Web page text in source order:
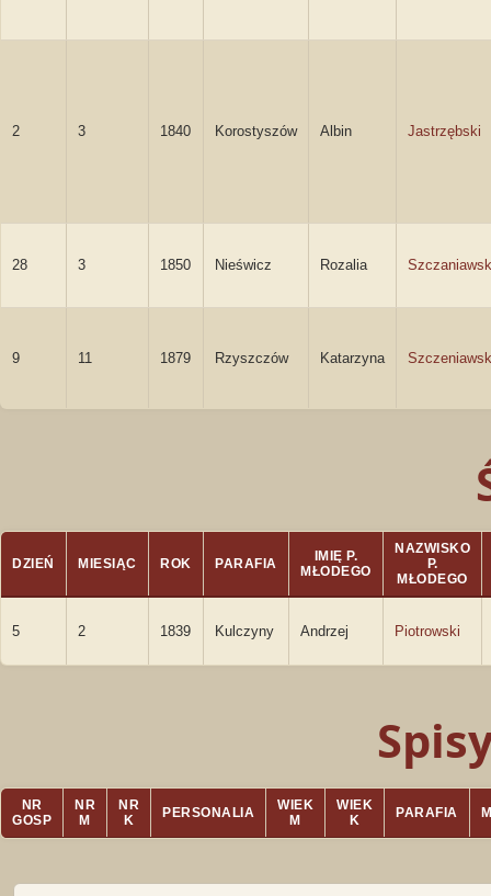
2 3 1840 Korostyszów Albin Jastrzębski
28 3 1850 Nieświcz Rozalia
9 11 1879 Rzyszczów Katarzyna
DZIEŃ MIESIĄC ROK PARAFIA
IMIĘ P.
MŁODEGO
NAZWISKO
P.
MŁODEGO
5 2 1839 Kulczyny Andrzej Piotrowski
NR
GOSP
NR
M
NR
K
PERSONALIA
WIEK
M
WIEK
K
PARAFIA